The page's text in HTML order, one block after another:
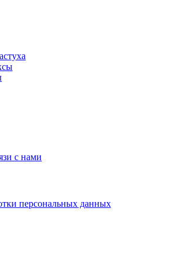
с нами
персональных данных